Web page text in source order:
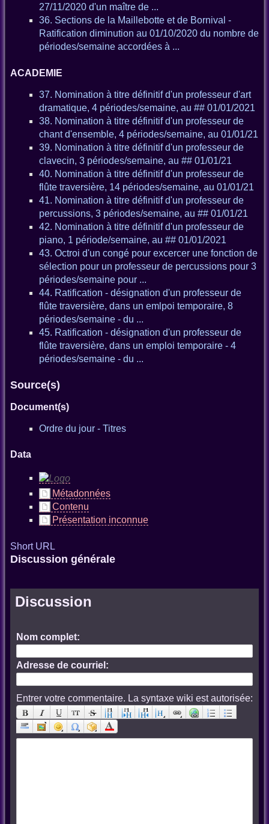
27/11/2020 d'un maître de ...
36. Sections de la Maillebotte et de Bornival -
Ratification diminution au 01/10/2020 du nombre de
périodes/semaine accordées à ...
ACADEMIE
37. Nomination à titre définitif d'un professeur d'art
dramatique, 4 périodes/semaine, au ## 01/01/2021
38. Nomination à titre définitif d'un professeur de
chant d'ensemble, 4 périodes/semaine, au 01/01/21
39. Nomination à titre définitif d'un professeur de
clavecin, 3 périodes/semaine, au ## 01/01/21
40. Nomination à titre définitif d'un professeur de
flûte traversière, 14 périodes/semaine, au 01/01/21
41. Nomination à titre définitif d'un professeur de
percussions, 3 périodes/semaine, au ## 01/01/21
42. Nomination à titre définitif d'un professeur de
piano, 1 période/semaine, au ## 01/01/2021
43. Octroi d'un congé pour excercer une fonction de
sélection pour un professeur de percussions pour 3
périodes/semaine pour ...
44. Ratification - désignation d'un professeur de
flûte traversière, dans un emlpoi temporaire, 8
périodes/semaine - du ...
45. Ratification - désignation d'un professeur de
flûte traversière, dans un emploi temporaire - 4
périodes/semaine - du ...
Source(s)
Document(s)
Ordre du jour - Titres
Data
Métadonnées
Contenu
Présentation inconnue
Short URL
Discussion générale
Discussion
Nom complet:
Adresse de courriel:
Entrer votre commentaire. La syntaxe wiki est autorisée: